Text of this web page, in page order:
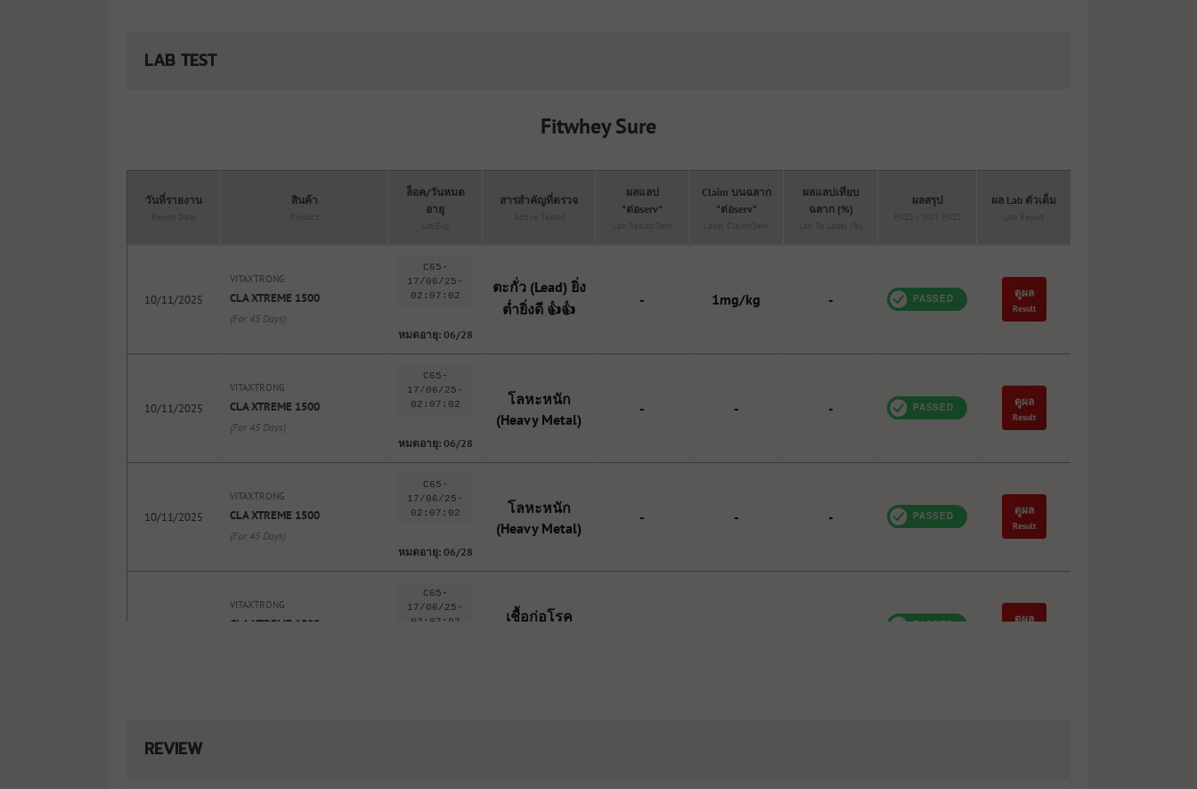
LAB TEST
Fitwhey Sure
วันที่รายงาน สินค้า
ล็อค/วันหมด
อายุ
สารสำคัญที่ตรวจ
ผลแลป
"ต่อserv"
Claim บนฉลาก
"ต่อserv"
ผลแลปเทียบ
ฉลาก (%)
ผลสรุป ผล Lab ตัวเต็ม
10/11/2025
VITAXTRONG
CLA XTREME 1500
(For 45 Days)
C65-
17/06/25-
02:07:02
หมดอายุ: 06/28
ตะกั่ว (Lead) ยิ่ง
ต่ำยิ่งดี 👍👍
- 1mg/kg - ดูผล
Result
10/11/2025
VITAXTRONG
CLA XTREME 1500
(For 45 Days)
C65-
17/06/25-
02:07:02
หมดอายุ: 06/28
โลหะหนัก
(Heavy Metal)
- - - ดูผล
Result
10/11/2025
VITAXTRONG
CLA XTREME 1500
(For 45 Days)
C65-
17/06/25-
02:07:02
หมดอายุ: 06/28
โลหะหนัก
(Heavy Metal)
- - - ดูผล
Result
VITAXTRONG
CLA XTREME 1500
C65-
17/06/25-
02:07:02
เชื้อก่อโรค
ดูผล
REVIEW